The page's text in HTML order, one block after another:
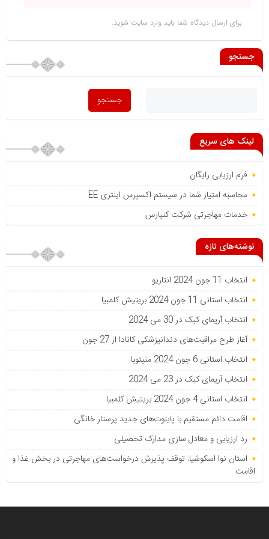
برای ارسال دیدگاه شما باید وارد سایت شوید.
جستجو
لینک های سریع
فرم ارزیابی رایگان
محاسبه امتیاز شما در سیستم اکسپرس اینتری EE
خدمات مهاجرتی شرکت کنپارس
نوشته‌های تازه
انتخاب 11 جون 2024 انتاریو
انتخاب استانی 11 جون 2024 بریتیش کلمبیا
انتخاب آریمای کبک در 30 می 2024
آغاز طرح مراقبت‌های دندانپزشکی کانادا از 27 جون
انتخاب استانی 6 جون 2024 منیتوبا
انتخاب آریمای کبک در 23 می 2024
انتخاب استانی 4 جون 2024 بریتیش کلمبیا
اقامت دائم مستقیم با پایلوت‌های جدید پرستار خانگی
رد ارزیابی و معادل سازی مدارک تحصیلی
استان نوا اسکوشیا: توقف پذیرش درخواست‌های مهاجرتی در بخش غذا و
اقامت